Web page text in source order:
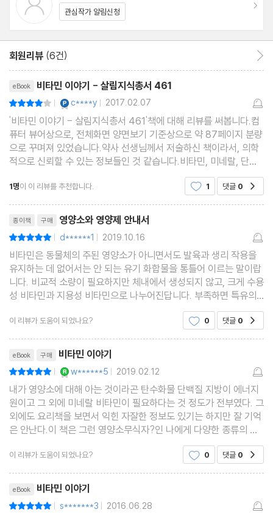
관심작가 알림신청
회원리뷰 (6건)
eBook 비타민 이야기 - 살림지식총서 461
| c****y | 2017.02.07
'비타민 이야기 - 살림지식총서 461'책에 대해 리뷰를 써봅니다.컴
퓨터 뷰어상으로, 전체화면 양면보기 기준상으로 약 87페이지 분량
으로 꾸며져 있었습니다.약사 선생님께서 저술하신 책이라서, 의학
적으로 신뢰할 수 있는 정보들인 것 같습니다.비타민, 미네랄, 단백
질, 탄수화물, 지방, 영양제 등에 관한 사항들을 자세한 설명으로쉽
게 파악해 볼 수 있었습니다. 우리 몸에 도움이 되
1명이 이 리뷰를 추천합니다. 1 댓글 0
종이책 구매 영양소와 영양제 안내서
| d******1 | 2019.10.16
비타민은 동물체의 주된 영양소가 아니면서도 발육과 생리 작용을
유지하는 데 없어서는 안 되는 유기 화합물을 통틀어 이르는 말이랍
니다. 비교적 소량이 필요하지만 체내에서 생성되지 않고, 크게 수용
성 비타민과 지용성 비타민으로 나누어진답니다. 부족하면 특유의
결핍 증상이 나타나고 또한 과잉 섭취할 때 부작용이 나타나기도 한
답니다. 이 책은 우리 몸에 필요한 영양소를 파악
이 리뷰가 도움이 되었나요? 0 댓글 0
eBook 구매 비타민 이야기
| w******5 | 2019.02.12
내가 영양소에 대해 아는 것이라곤 탄수화물 단백질 지방이 에너지
원이고 그 외에 미네랄 비타민이 필요하다는 것 정도가 전부였다. 그
외에도 요리책을 보면서 익힌 자잘한 정보도 있기는 하지만 잘 기억
은 안난다.이 책은 그런 영양소무식자?인 나에게 다양한 종류의 영
양소의 종류를 알려주고, 기능이 어떻고, 어떤 음식을 어떻게 먹으면
더 잘 흡수할 수 있는지 친절하게 설명해준다
이 리뷰가 도움이 되었나요? 0 댓글 0
eBook 비타민 이야기
| s*******3 | 2016.06.28